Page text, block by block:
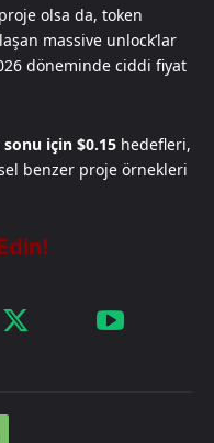
olsa da, token
massive unlock’lar
döneminde ciddi fiyat
sonu için $0.15 hedefleri,
benzer proje örnekleri